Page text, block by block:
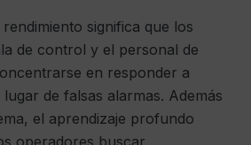
significa que los
de control y el personal de
en responder a
de falsas alarmas. Además
el aprendizaje profundo
operadores buscar